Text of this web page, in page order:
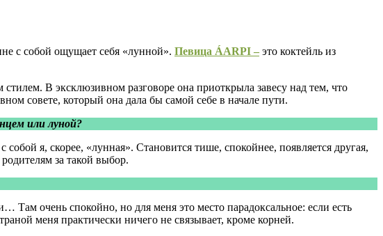
с собой ощущает себя «лунной». Певица ÁARPI – это коктейль из
В эксклюзивном разговоре она приоткрыла завесу над тем, что
совете, который она дала бы самой себе в начале пути.
или луной?
я, скорее, «лунная». Становится тише, спокойнее, появляется другая,
за такой выбор.
Там очень спокойно, но для меня это место парадоксальное: если есть
меня практически ничего не связывает, кроме корней.